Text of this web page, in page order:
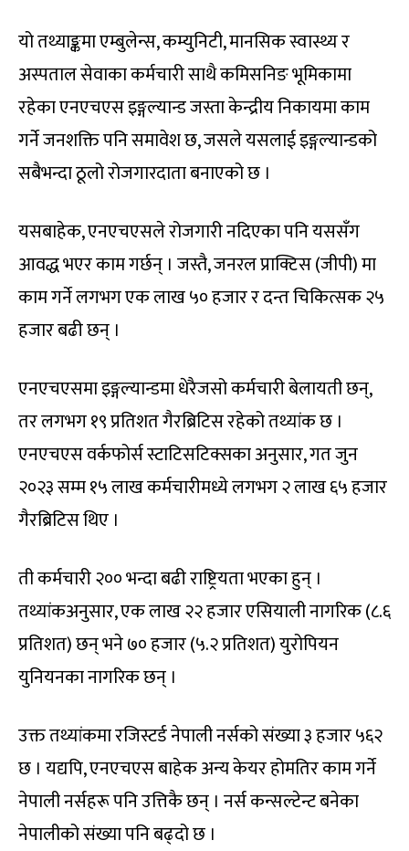
यो तथ्याङ्कमा एम्बुलेन्स, कम्युनिटी, मानसिक स्वास्थ्य र
अस्पताल सेवाका कर्मचारी साथै कमिसनिङ भूमिकामा
रहेका एनएचएस इङ्गल्यान्ड जस्ता केन्द्रीय निकायमा काम
गर्ने जनशक्ति पनि समावेश छ, जसले यसलाई इङ्गल्यान्डको
सबैभन्दा ठूलो रोजगारदाता बनाएको छ ।
यसबाहेक, एनएचएसले रोजगारी नदिएका पनि यससँग
आवद्ध भएर काम गर्छन् । जस्तै, जनरल प्राक्टिस (जीपी) मा
काम गर्ने लगभग एक लाख ५० हजार र दन्त चिकित्सक २५
हजार बढी छन् ।
एनएचएसमा इङ्गल्यान्डमा धेरैजसो कर्मचारी बेलायती छन्,
तर लगभग १९ प्रतिशत गैरब्रिटिस रहेको तथ्यांक छ ।
एनएचएस वर्कफोर्स स्टाटिसटिक्सका अनुसार, गत जुन
२०२३ सम्म १५ लाख कर्मचारीमध्ये लगभग २ लाख ६५ हजार
गैरब्रिटिस थिए ।
ती कर्मचारी २०० भन्दा बढी राष्ट्रियता भएका हुन् ।
तथ्यांकअनुसार, एक लाख २२ हजार एसियाली नागरिक (८.६
प्रतिशत) छन् भने ७० हजार (५.२ प्रतिशत) युरोपियन
युनियनका नागरिक छन् ।
उक्त तथ्यांकमा रजिस्टर्ड नेपाली नर्सको संख्या ३ हजार ५६२
छ । यद्यपि, एनएचएस बाहेक अन्य केयर होमतिर काम गर्ने
नेपाली नर्सहरू पनि उत्तिकै छन् । नर्स कन्सल्टेन्ट बनेका
नेपालीको संख्या पनि बढ्दो छ ।